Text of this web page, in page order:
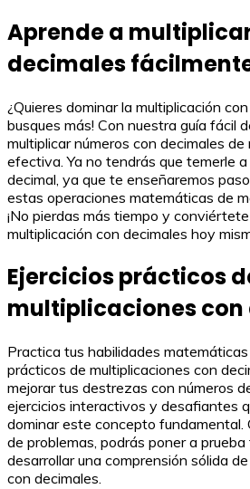
Aprende a
decimales
¿Quieres dominar la multiplicación
busques más! Con nuestra guía fácil
multiplicar números con decimales
efectiva. Ya no tendrás que temerle
decimal, ya que te enseñaremos
estas operaciones matemáticas de
¡No pierdas más tiempo y
multiplicación con decimales hoy
Ejercicios prácticos
multiplicaciones
Practica tus habilidades
prácticos de multiplicaciones con
mejorar tus destrezas con números
ejercicios interactivos y desafiantes
dominar este concepto fundamental.
de problemas, podrás poner a
desarrollar una comprensión sólida
con decimales.